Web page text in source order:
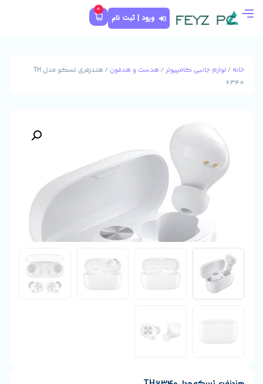
ورود | ثبت نام
/هدست و هدفون / هندزفری تسکو مدل TH